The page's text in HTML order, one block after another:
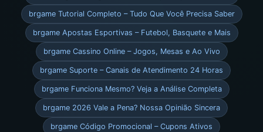
brgame Tutorial Completo – Tudo Que Você Precisa Saber
brgame Apostas Esportivas – Futebol, Basquete e Mais
brgame Cassino Online – Jogos, Mesas e Ao Vivo
brgame Suporte – Canais de Atendimento 24 Horas
brgame Funciona Mesmo? Veja a Análise Completa
brgame 2026 Vale a Pena? Nossa Opinião Sincera
brgame Código Promocional – Cupons Ativos